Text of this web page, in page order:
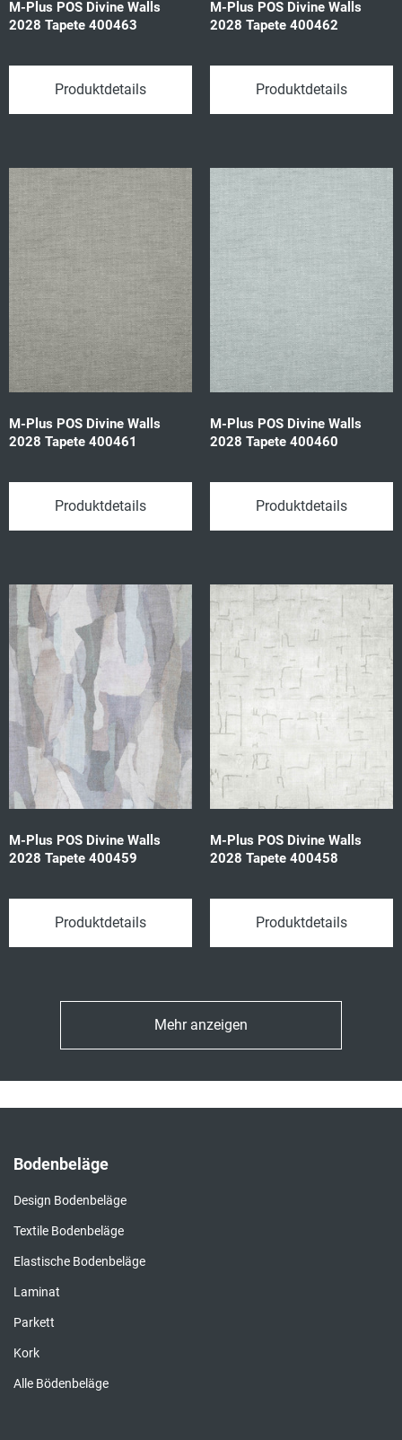
M-Plus POS Divine Walls
2028 Tapete 400463
Produktdetails
M-Plus POS Divine Walls
2028 Tapete 400462
Produktdetails
M-Plus POS Divine Walls
2028 Tapete 400461
Produktdetails
M-Plus POS Divine Walls
2028 Tapete 400460
Produktdetails
M-Plus POS Divine Walls
2028 Tapete 400459
Produktdetails
M-Plus POS Divine Walls
2028 Tapete 400458
Produktdetails
Mehr anzeigen
Bodenbeläge
Design Bodenbeläge
Textile Bodenbeläge
Elastische Bodenbeläge
Laminat
Parkett
Kork
Alle Bödenbeläge